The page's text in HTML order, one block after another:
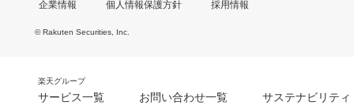
企業情報 個人情報保護方針 採用情報
© Rakuten Securities, Inc.
楽天グループ
サービス一覧 お問い合わせ一覧 サステナビリティ